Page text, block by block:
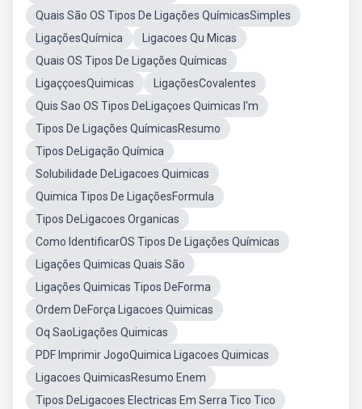
Quais São OS Tipos De Ligações QuímicasSimples
LigaçõesQuímica
Ligacoes Qu Micas
Quais OS Tipos De Ligações Químicas
LigaççoesQuimicas
LigaçõesCovalentes
Quis Sao OS Tipos DeLigaçoes Quimicas I'm
Tipos De Ligações QuímicasResumo
Tipos DeLigação Química
Solubilidade DeLigacoes Quimicas
Quimica Tipos De LigaçõesFormula
Tipos DeLigacoes Organicas
Como IdentificarOS Tipos De Ligações Químicas
Ligações Quimicas Quais São
Ligações Quimicas Tipos DeForma
Ordem DeForça Ligacoes Quimicas
Oq SaoLigações Quimicas
PDF Imprimir JogoQuimica Ligacoes Quimicas
Ligacoes QuimicasResumo Enem
Tipos DeLigacoes Electricas Em Serra Tico Tico